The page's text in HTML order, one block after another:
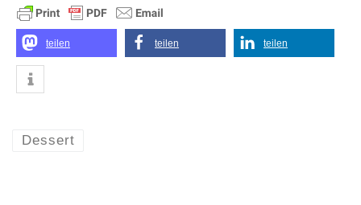
teilen teilen teilen
Dessert